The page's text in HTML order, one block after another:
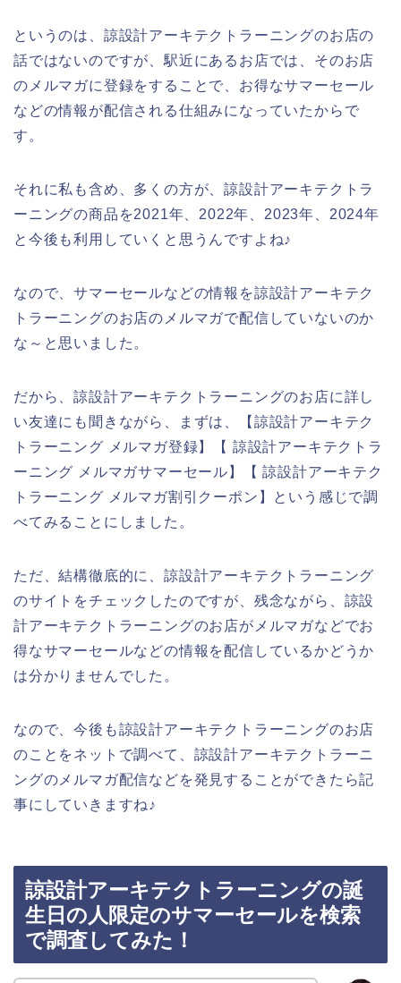
というのは、諒設計アーキテクトラーニングのお店の
話ではないのですが、駅近にあるお店では、そのお店
のメルマガに登録をすることで、お得なサマーセール
などの情報が配信される仕組みになっていたからで
す。
それに私も含め、多くの方が、諒設計アーキテクトラ
ーニングの商品を2021年、2022年、2023年、2024年
と今後も利用していくと思うんですよね♪
なので、サマーセールなどの情報を諒設計アーキテク
トラーニングのお店のメルマガで配信していないのか
な～と思いました。
だから、諒設計アーキテクトラーニングのお店に詳し
い友達にも聞きながら、まずは、【諒設計アーキテク
トラーニング メルマガ登録】【 諒設計アーキテクトラ
ーニング メルマガサマーセール】【 諒設計アーキテク
トラーニング メルマガ割引クーポン】という感じで調
べてみることにしました。
ただ、結構徹底的に、諒設計アーキテクトラーニング
のサイトをチェックしたのですが、残念ながら、諒設
計アーキテクトラーニングのお店がメルマガなどでお
得なサマーセールなどの情報を配信しているかどうか
は分かりませんでした。
なので、今後も諒設計アーキテクトラーニングのお店
のことをネットで調べて、諒設計アーキテクトラーニ
ングのメルマガ配信などを発見することができたら記
事にしていきますね♪
諒設計アーキテクトラーニングの誕
生日の人限定のサマーセールを検索
で調査してみた！